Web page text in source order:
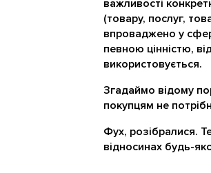
важливості
(товару, послуг,
впроваджено у
певною цінністю,
використовується.
Згадаймо відому
покупцям не
Фух, розібралися.
відносинах будь-